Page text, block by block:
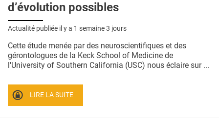
d’évolution possibles
Actualité publiée il y a 1 semaine 3 jours
Cette étude menée par des neuroscientifiques et des
gérontologues de la Keck School of Medicine de
l'University of Southern California (USC) nous éclaire sur ...
LIRE LA SUITE